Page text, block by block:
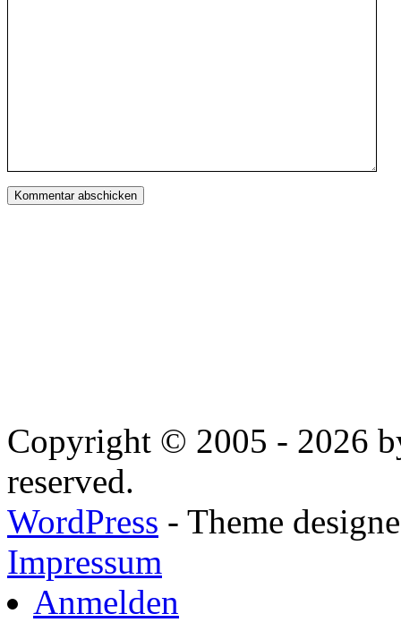
Copyright © 2005 - 2026
reserved.
WordPress - Theme
Impressum
Anmelden